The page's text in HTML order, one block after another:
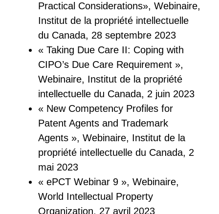
Practical Considerations», Webinaire,
Institut de la propriété intellectuelle
du Canada, 28 septembre 2023
« Taking Due Care II: Coping with
CIPO’s Due Care Requirement »,
Webinaire, Institut de la propriété
intellectuelle du Canada, 2 juin 2023
« New Competency Profiles for
Patent Agents and Trademark
Agents », Webinaire, Institut de la
propriété intellectuelle du Canada, 2
mai 2023
« ePCT Webinar 9 », Webinaire,
World Intellectual Property
Organization, 27 avril 2023